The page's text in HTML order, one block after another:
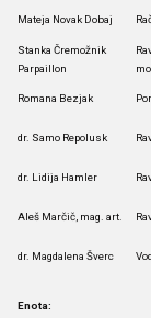
Mateja Novak Dobaj
Stanka Čremožnik
Parpaillon
Romana Bezjak
dr. Samo Repolusk
dr. Lidija Hamler
Aleš Marčič, mag. art.
dr. Magdalena Šverc
Enota: